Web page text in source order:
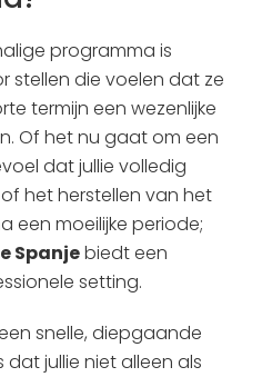
programma is
stellen die voelen dat ze
termijn een wezenlijke
Of het nu gaat om een
dat jullie volledig
het herstellen van het
een moeilijke periode;
Spanjebiedt een
setting.
snelle, diepgaande
jullie niet alleen als